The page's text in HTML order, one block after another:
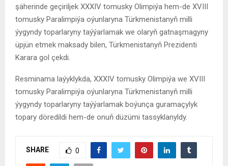
şäherinde geçiriljek XXXIV tomusky Olimpiýa hem-de XVIII
tomusky Paralimpiýa oýunlaryna Türkmenistanyň milli
ýygyndy toparlaryny taýýarlamak we olaryň gatnaşmagyny
üpjün etmek maksady bilen, Türkmenistanyň Prezidenti
Karara gol çekdi.
Resminama laýyklykda, XXXIV tomusky Olimpiýa we XVIII
tomusky Paralimpiýa oýunlaryna Türkmenistanyň milli
ýygyndy toparlaryny taýýarlamak boýunça guramaçylyk
topary döredildi hem-de onuň düzümi tassyklanyldy.
SHARE 0